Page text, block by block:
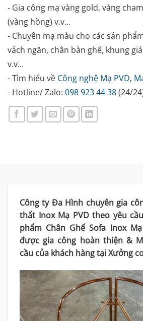
- Gia công mạ vàng gold, vàng
(vàng hồng) v.v...
- Chuyên mạ màu cho các sản
vách ngăn, chân bàn ghế, khung
v.v...
- Tìm hiểu về Công nghệ Mạ PVD,
- Hotline/ Zalo: 098 923 44 38(24/
Công ty Đa Hình chuyên gia
thất Inox Mạ PVD theo yêu
phẩm Chân Ghế Sofa Inox
được gia công hoàn thiện &
cầu của khách hàng tại Xưởng